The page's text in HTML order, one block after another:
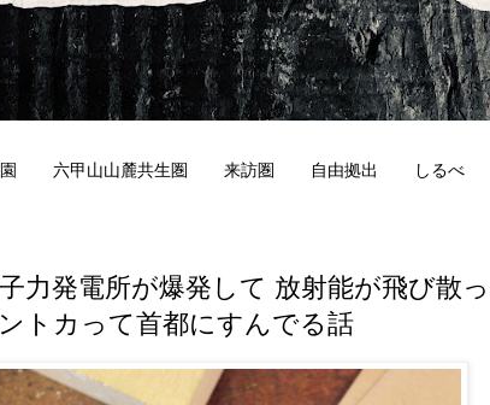
六甲山山麓共生圏 来訪圏 自由拠出 しるべ
力発電所が爆発して 放射能が飛び散
トカって首都にすんでる話